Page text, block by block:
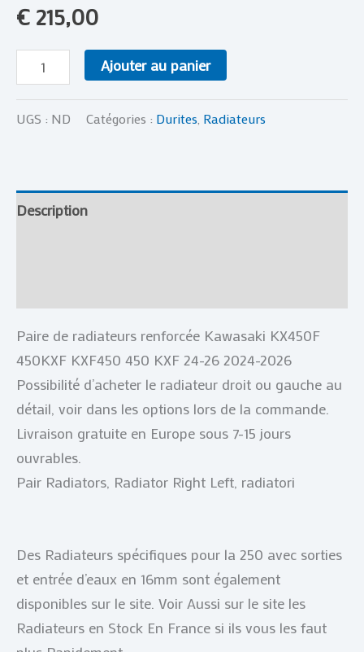
€ 215,00
Ajouter au panier
UGS : ND Catégories : Durites Radiateurs
Description
Paire de radiateurs renforcée Kawasaki KX450F
450KXF KXF450 450 KXF 24-26 2024-2026
Possibilité d’acheter le radiateur droit ou gauche au
détail, voir dans les options lors de la commande.
Livraison gratuite en Europe sous 7-15 jours
ouvrables.
Pair Radiators, Radiator Right Left, radiatori
Des Radiateurs spécifiques pour la 250 avec sorties
et entrée d’eaux en 16mm sont également
disponibles sur le site. Voir Aussi sur le site les
Radiateurs en Stock En France si ils vous les faut